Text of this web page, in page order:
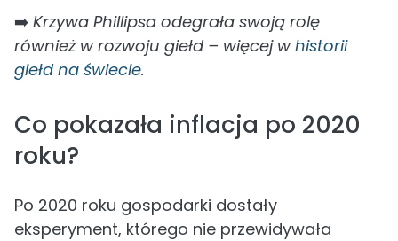
➡️ Krzywa Phillipsa odegrała swoją rolę
również w rozwoju giełd – więcej whistorii
giełd na świecie.
Co pokazała inflacja po 2020
roku?
Po 2020 roku gospodarki dostały
eksperyment, którego nie przewidywała